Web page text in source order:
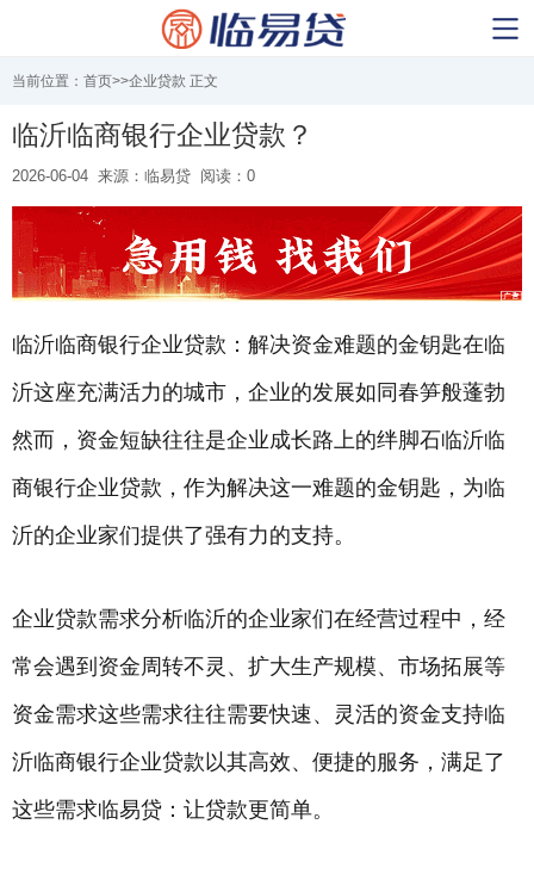
当前位置： 首页>>企业贷款 正文
临沂临商银行企业贷款？
2026-06-04 来源：临易贷 阅读：0
临沂临商银行企业贷款 ：解决资金难题的金钥匙在临
沂这座充满活力的城市，企业的发展如同春笋般蓬勃
然而，资金短缺往往是企业成长路上的绊脚石临沂临
商银行企业贷款 ，作为解决这一难题的金钥匙，为临
沂的企业家们提供了强有力的支持。
企业贷款需求分析临沂的企业家们在经营过程中，经
常会遇到资金周转不灵、扩大生产规模、市场拓展等
资金需求这些需求往往需要快速、灵活的资金支持临
沂临商银行企业贷款以其高效、便捷的服务，满足了
这些需求临易贷：让贷款更简单。